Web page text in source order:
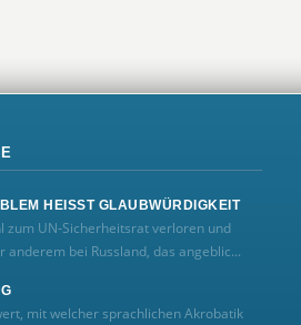
HEISST GLAUBWÜRDIGKEIT
zum UN‑Sicherheitsrat verloren und
anderem bei Russland, das angeblic...
mit welcher sprachlichen Akrobatik